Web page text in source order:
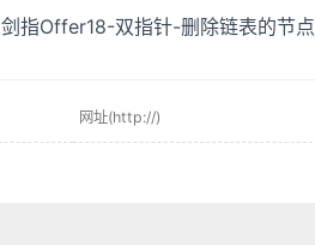
剑指Offer18-双指针-删除链表的节点